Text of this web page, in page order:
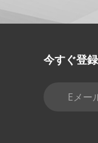
今すぐ登